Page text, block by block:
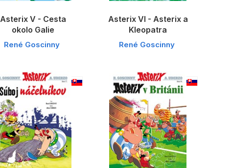
Asterix V - Cesta
okolo Galie
René Goscinny
Asterix VI - Asterix a
Kleopatra
René Goscinny